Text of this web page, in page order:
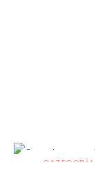
CATEGORÍA